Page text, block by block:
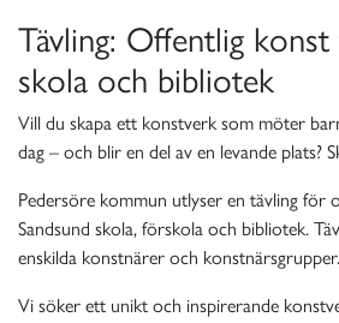
Tävling: Offentlig
skola och bibliotek
Vill du skapa ett konstverk som möter
dag – och blir en del av en levande plats?
Pedersöre kommun utlyser en tävling för
Sandsund skola, förskola och bibliotek.
enskilda konstnärer och konstnärsgrupper.
Vi söker ett unikt och inspirerande